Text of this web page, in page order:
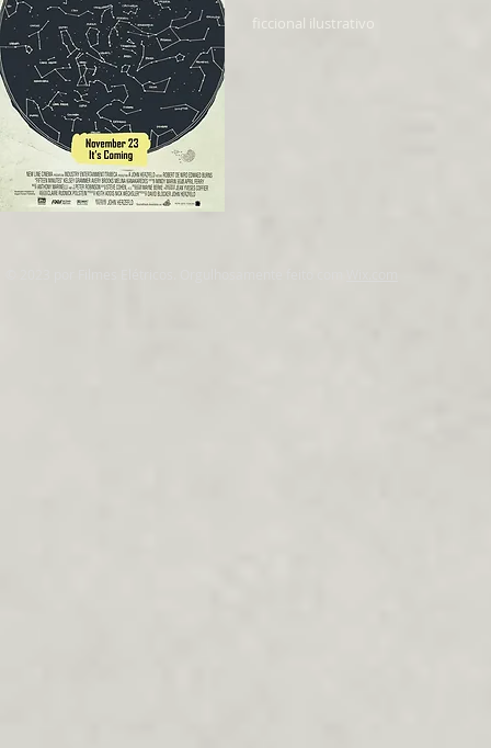
ficcional ilustrativo